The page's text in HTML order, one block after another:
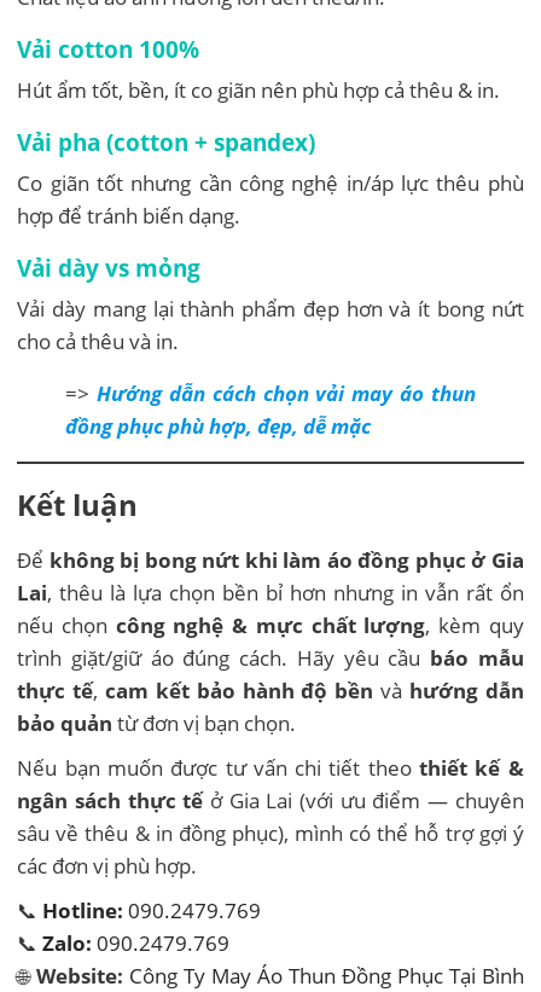
Vải cotton 100%
Hút ẩm tốt, bền, ít co giãn nên phù hợp cả thêu & in.
Vải pha (cotton + spandex)
Co giãn tốt nhưng cần công nghệ in/áp lực thêu phù
hợp để tránh biến dạng.
Vải dày vs mỏng
Vải dày mang lại thành phẩm đẹp hơn và ít bong nứt
cho cả thêu và in.
=>Hướng dẫn cách chọn vải may áo thun
đồng phục phù hợp, đẹp, dễ mặc
Kết luận
Để không bị bong nứt khi làm áo đồng phục ở Gia
Lai, thêu là lựa chọn bền bỉ hơn nhưng in vẫn rất ổn
nếu chọn công nghệ & mực chất lượng, kèm quy
trình giặt/giữ áo đúng cách. Hãy yêu cầu báo mẫu
thực tế, cam kết bảo hành độ bền và hướng dẫn
bảo quản từ đơn vị bạn chọn.
Nếu bạn muốn được tư vấn chi tiết theothiết kế &
ngân sách thực tếở Gia Lai (với ưu điểm — chuyên
sâu về thêu & in đồng phục), mình có thể hỗ trợ gợi ý
các đơn vị phù hợp.
📞 Hotline: 090.2479.769
📞Zalo: 090.2479.769
🌐Website: Công Ty May Áo Thun Đồng Phục Tại Bình